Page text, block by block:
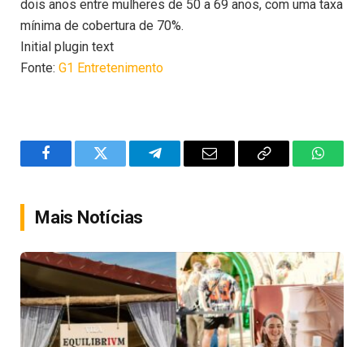
dois anos entre mulheres de 50 a 69 anos, com uma taxa
mínima de cobertura de 70%.
Initial plugin text
Fonte: G1 Entretenimento
FacebookTwitter TelegramEmail
Copy
Mais Notícias